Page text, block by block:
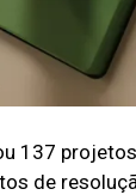
137
de